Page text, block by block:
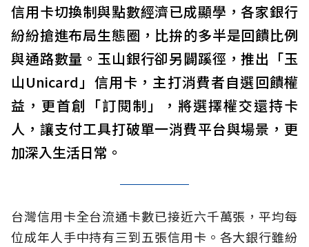
信用卡切換制與點數經濟已成顯學，各家銀行
紛紛搶進布局生態圈，比拚的多半是回饋比例
與通路數量。玉山銀行卻另闢蹊徑，推出「玉
山Unicard」信用卡，主打消費者自選回饋權
益，更首創「訂閱制」，將選擇權交還持卡
人，讓支付工具打破單一消費平台與場景，更
加深入生活日常。
台灣信用卡全台流通卡數已接近六千萬張，平均每
位成年人手中持有三到五張信用卡。各大銀行雖紛